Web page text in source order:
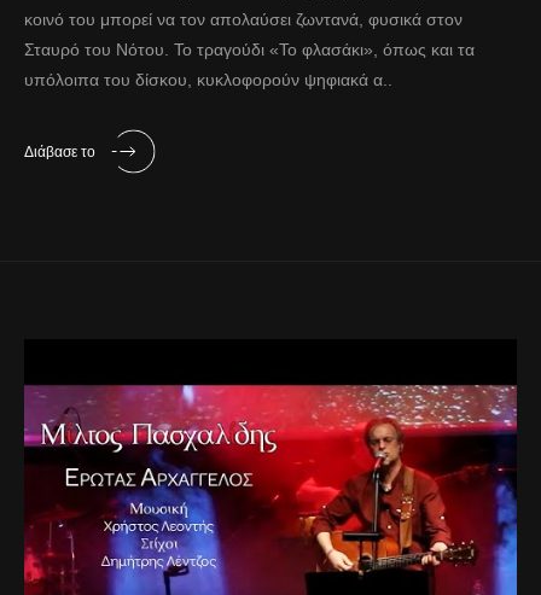
κοινό του μπορεί να τον απολαύσει ζωντανά, φυσικά στον
Σταυρό του Νότου. Το τραγούδι «Το φλασάκι», όπως και τα
υπόλοιπα του δίσκου, κυκλοφορούν ψηφιακά α..
Διάβασε το